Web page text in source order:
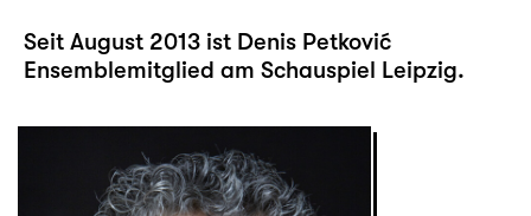
Seit August 2013 ist Denis Petković
Ensemblemitglied am Schauspiel Leipzig.